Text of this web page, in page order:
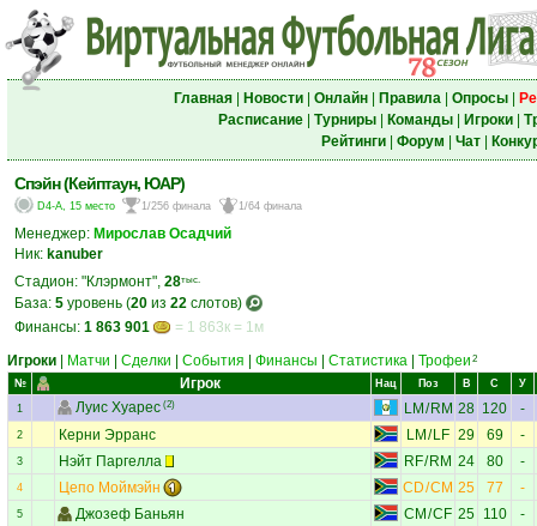
Главная| Новости| Онлайн| Правила| Опросы|
Расписание| Турниры| Команды| Игроки|
Рейтинги| Форум Чат|
Спэйн (Кейптаун, ЮАР)
D4-A, 15 место 1/256 финала 1/64 финала
Менеджер: Мирослав Осадчий
Ник: kanuber
Стадион: "Клэрмонт", 28тыс.
База: 5 уровень (20 из 22 слотов)
Финансы: 1 863 901
= 1 863к = 1м
Игроки
Матчи Сделки События Финансы Статистика Трофеи 2
№ Игрок Нац Поз В С У
1 Луис Хуареc (2) LM /RM 28 120 -
2 Керни Эрранс LM / LF 29 69 -
3 Нэйт Паргелла RF/ RM 24 80 -
4 Цепо Моймэйн CD/CM 25 77 -
5 Джозеф Баньян CM /CF 25 110 -